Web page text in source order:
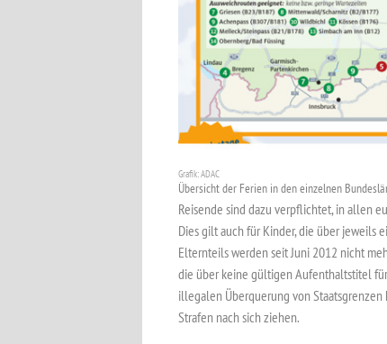
Grafik: ADAC
Übersicht der Ferien in den einzelnen
Reisende sind dazu verpflichtet, in allen
Dies gilt auch für Kinder, die über jeweils
Elternteils werden seit Juni 2012 nicht
die über keine gültigen Aufenthaltstitel
illegalen Überquerung von
Strafen nach sich ziehen.